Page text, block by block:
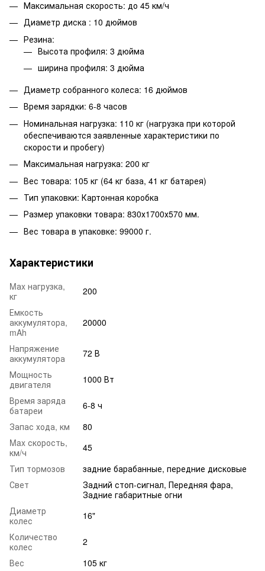
Максимальная скорость: до 45 км/ч
Диаметр диска : 10 дюймов
Резина:
Высота профиля: 3 дюйма
ширина профиля: 3 дюйма
Диаметр собранного колеса: 16 дюймов
Время зарядки: 6-8 часов
Номинальная нагрузка: 110 кг (нагрузка при которой
обеспечиваются заявленные характеристики по
скорости и пробегу)
Максимальная нагрузка: 200 кг
Вес товара: 105 кг (64 кг база, 41 кг батарея)
Тип упаковки: Картонная коробка
Размер упаковки товара: 830х1700х570 мм.
Вес товара в упаковке: 99000 г.
Характеристики
Mаx нагрузка,
кг
200
Емкость
аккумулятора,
mAh
20000
Напряжение
аккумулятора
72 В
Мощность
двигателя
1000 Вт
Время заряда
батареи
6-8 ч
Запас хода, км
80
Max скорость,
км/ч
45
Тип тормозов
задние барабанные, передние дисковые
Свет
Задний стоп-сигнал, Передняя фара,
Задние габаритные огни
Диаметр
колес
16"
Количество
колес
2
Вес
105 кг